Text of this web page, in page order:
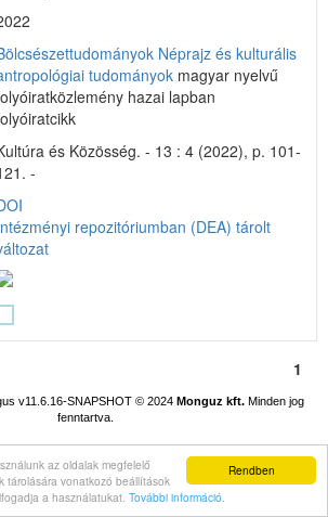
Rendben
az oldalak megfelelő
tárolására vonatkozó beállítások
a használatukat. További információ.
Néprajz és kulturális
tudományok magyar nyelvű
hazai lapban
és Közösség. - 13 : 4 (2022), p. 101-
-
repozitóriumban (DEA) tárolt
1
v11.6.16-SNAPSHOT© 2024 Monguz kft.Minden jog
fenntartva.